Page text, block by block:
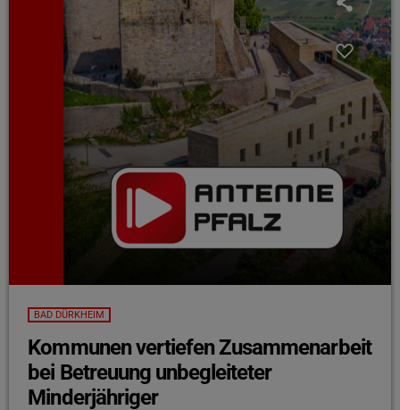
BAD DÜRKHEIM
Kommunen vertiefen Zusammenarbeit
bei Betreuung unbegleiteter
Minderjähriger